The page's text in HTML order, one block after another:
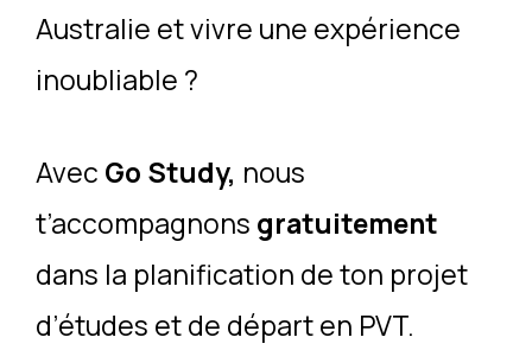
Australie et vivre une expérience
inoubliable ?
Avec Go Study, nous
t’accompagnons gratuitement
dans la planification de ton projet
d’études et de départ en PVT.